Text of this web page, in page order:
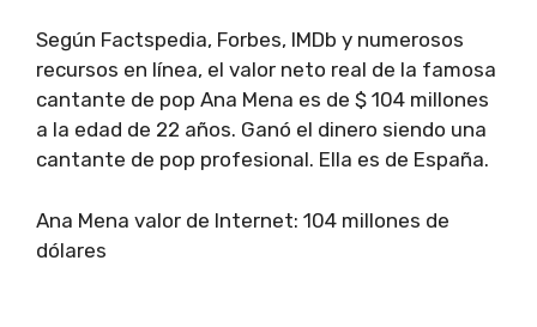
Según Factspedia, Forbes, IMDb y numerosos
recursos en línea, el valor neto real de la famosa
cantante de pop Ana Mena es de $ 104 millones
a la edad de 22 años. Ganó el dinero siendo una
cantante de pop profesional. Ella es de España.
Ana Mena valor de Internet: 104 millones de
dólares